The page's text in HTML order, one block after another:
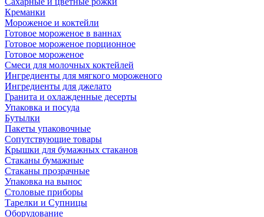
Креманки
Мороженое и коктейли
Готовое мороженое в ваннах
Готовое мороженое порционное
Готовое мороженое
Смеси для молочных коктейлей
Ингредиенты для мягкого мороженого
Ингредиенты для джелато
Гранита и охлажденные десерты
Упаковка и посуда
Бутылки
Пакеты упаковочные
Сопутствующие товары
Крышки для бумажных стаканов
Стаканы бумажные
Стаканы прозрачные
Упаковка на вынос
Столовые приборы
Тарелки и Супницы
Оборудование